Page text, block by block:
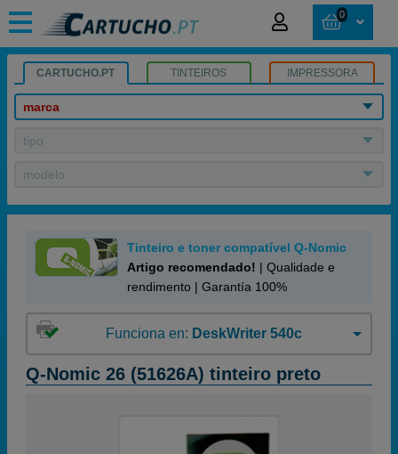
0
CARTUCHO.PT TINTEIROS IMPRESSORA
marca
tipo
modelo
Tinteiro e toner compatível Q-Nomic
Artigo recomendado! | Qualidade e
rendimento | Garantía 100%
Funciona en: DeskWriter 540c
Q-Nomic 26 (51626A) tinteiro preto